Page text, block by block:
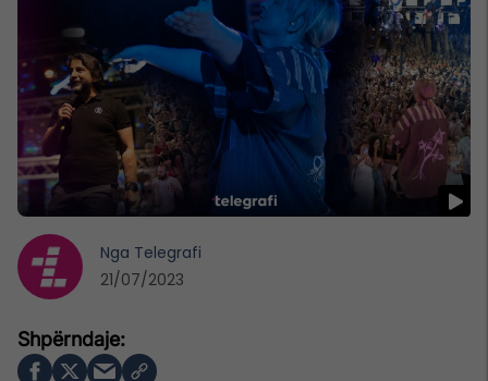
Nga Telegrafi
21/07/2023